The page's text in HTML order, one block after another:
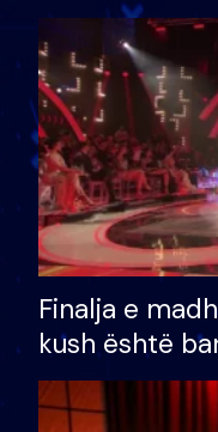
Finalja e
kush është
shtëpinë dhe
të fituar